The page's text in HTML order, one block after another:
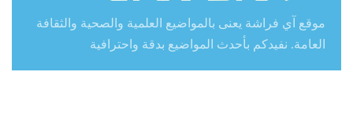
موقع آي فراشة يعنى بالمواضيع العلمية والصحية والثقافة
العامة. نفيدكم بأحدث المواضيع بدقة واحترافية